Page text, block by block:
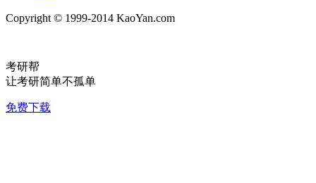
Copyright © 1999-2014 KaoYan.com
考研帮
让考研简单不孤单
免费下载